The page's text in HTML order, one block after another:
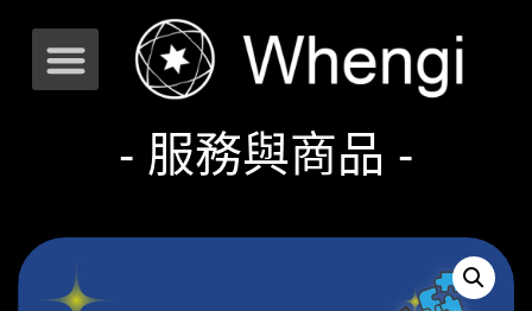
- 服務與商品 -